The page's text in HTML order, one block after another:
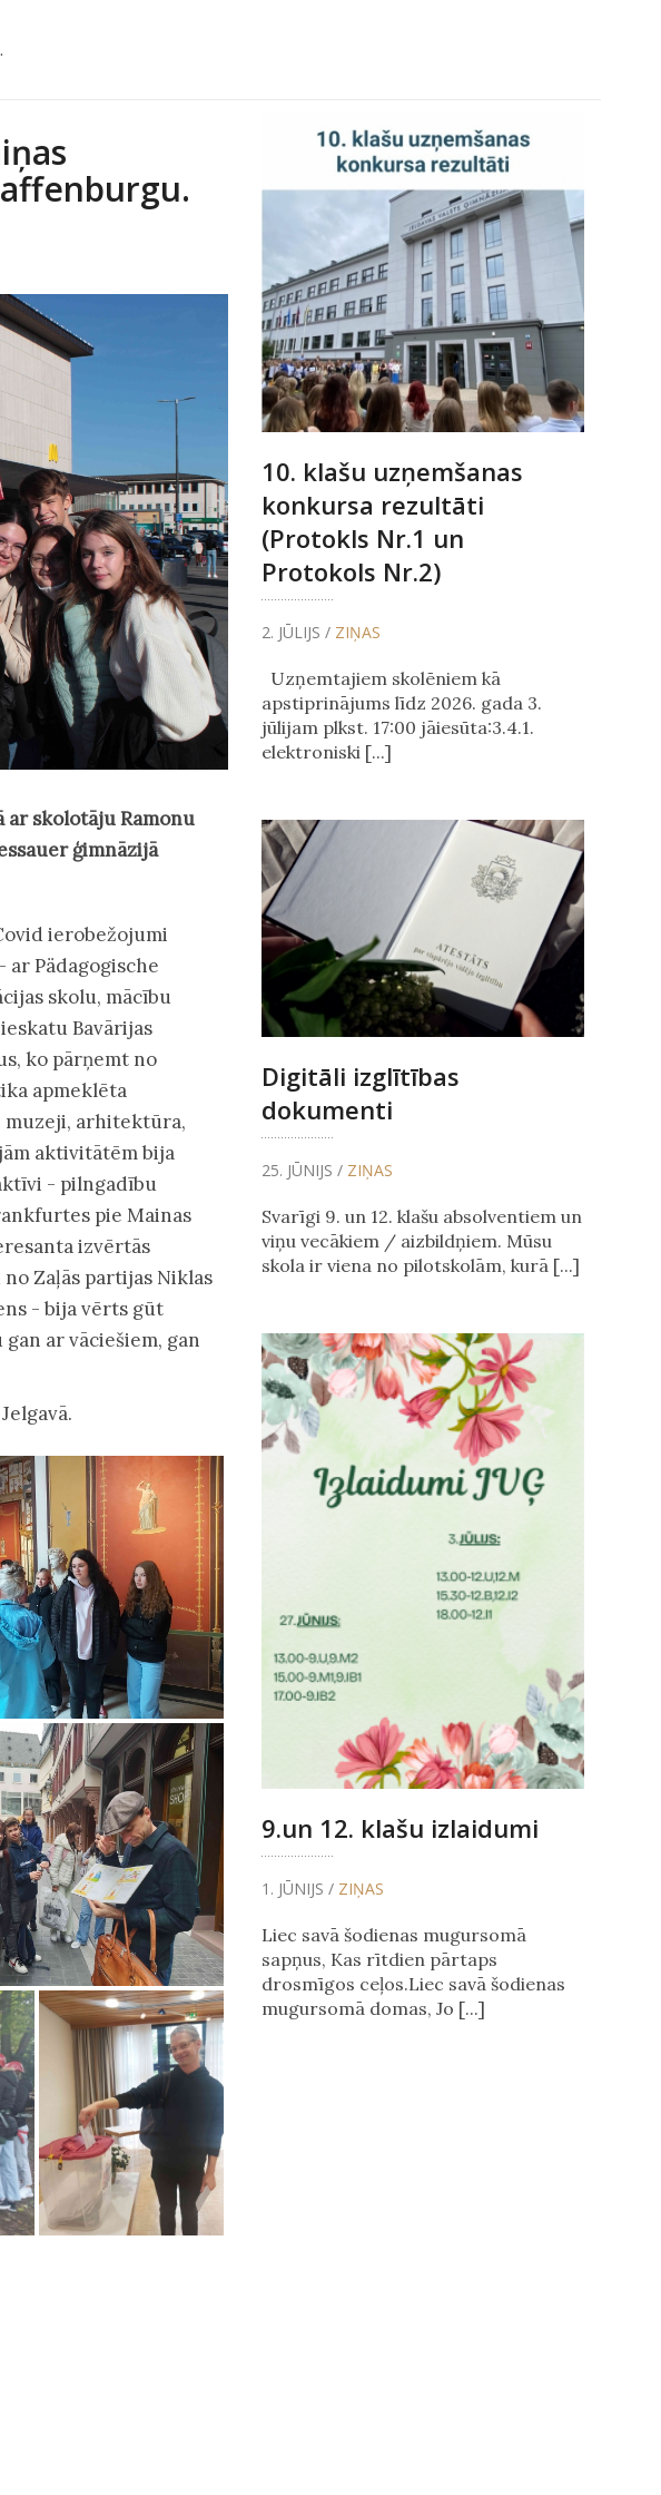
ar skolotāju Ramonu
ģimnāzijā
ierobežojumi
Pädagogische
skolu, mācību
Bavārijas
ko pārņemt no
apmeklēta
muzeji, arhitektūra,
aktivitātēm bija
- pilngadību
pie Mainas
izvērtās
Zaļās partijas Niklas
- bija vērts gūt
ar vāciešiem, gan
10. klašu uzņemšanas
konkursa rezultāti
(Protokls Nr.1 un
Protokols Nr.2)
2. JŪLIJS / ZIŅAS
Uzņemtajiem skolēniem kā
apstiprinājums līdz 2026. gada 3.
jūlijam plkst. 17:00 jāiesūta:3.4.1.
elektroniski [...]
Digitāli izglītības
dokumenti
25. JŪNIJS / ZIŅAS
Svarīgi 9. un 12. klašu absolventiem un
viņu vecākiem / aizbildņiem. Mūsu
skola ir viena no pilotskolām, kurā [...]
9.un 12. klašu izlaidumi
1. JŪNIJS / ZIŅAS
Liec savā šodienas mugursomā
sapņus, Kas rītdien pārtaps
drosmīgos ceļos.Liec savā šodienas
mugursomā domas, Jo [...]